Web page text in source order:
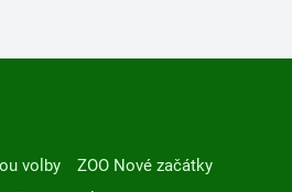
volby
ZOO Nové začátky